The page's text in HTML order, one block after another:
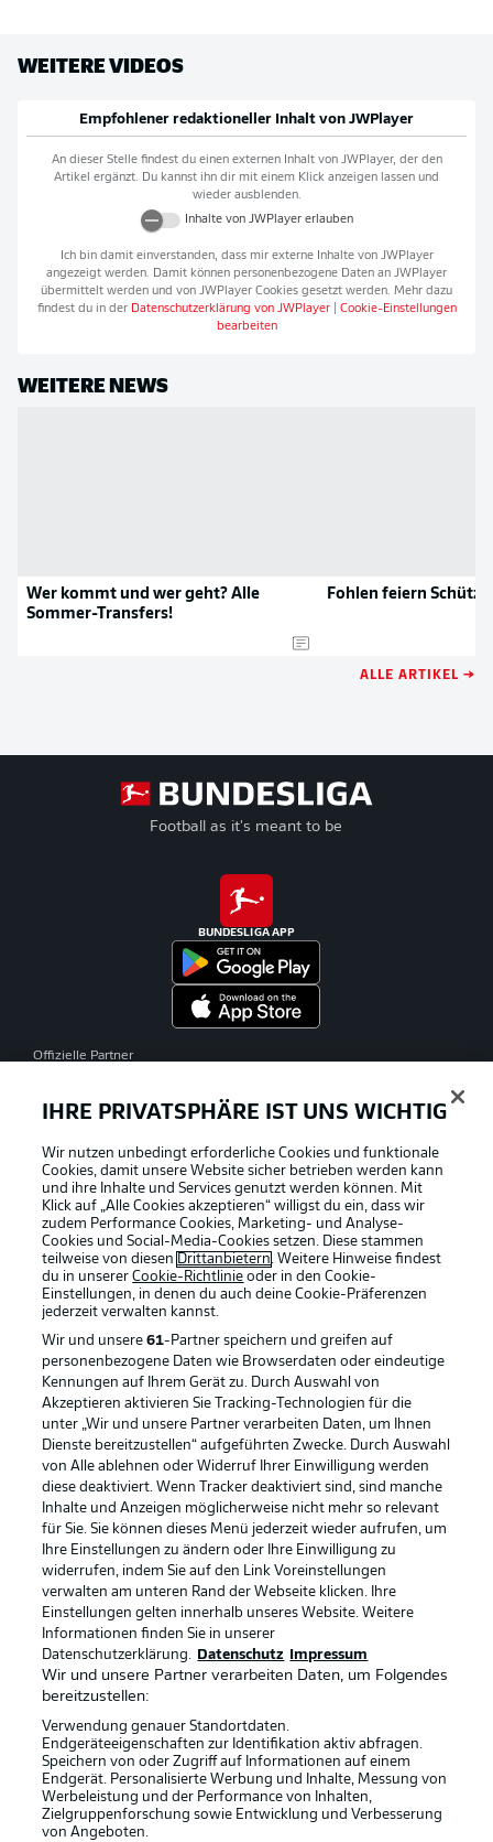
WEITERE VIDEOS
Empfohlener redaktioneller Inhalt von JWPlayer
An dieser Stelle findest du einen externen Inhalt von JWPlayer, der den
Artikel ergänzt. Du kannst ihn dir mit einem Klick anzeigen lassen und
wieder ausblenden.
Inhalte von JWPlayererlauben
Ich bin damit einverstanden, dass mir externe Inhalte von JWPlayer
angezeigt werden. Damit können personenbezogene Daten an JWPlayer
übermittelt werden und von JWPlayer Cookies gesetzt werden. Mehr dazu
findest du in der Datenschutzerklärung von JWPlayer| Cookie-Einstellungen
bearbeiten
WEITERE NEWS
Wer kommt und wer geht? Alle
Sommer-Transfers!
Fohlen feiern
ALLE ARTIKEL →
Football as it's meant to be
BUNDESLIGA APP
Offizielle Partner
Rechtliche Hinweise Voreinstellungen verwalten
Datenschutz Nutzungsbedingungen
Broadcaster Kontakt
Jobs Impressum
Partner Spieler
Liveticker
IHRE PRIVATSPHÄRE IST UNS WICHTIG
Wir nutzen unbedingt erforderliche Cookies und funktionale
Cookies, damit unsere Website sicher betrieben werden kann
und ihre Inhalte und Services genutzt werden können. Mit
Klick auf „Alle Cookies akzeptieren“ willigst du ein, dass wir
zudem Performance Cookies, Marketing- und Analyse-
Cookies und Social-Media-Cookies setzen. Diese stammen
teilweise von diesen Drittanbietern. Weitere Hinweise findest
du in unsererCookie-Richtlinie oder in den Cookie-
Einstellungen, in denen du auch deine Cookie-Präferenzen
jederzeit verwalten kannst.
Wir und unsere61-Partner speichern und greifen auf
personenbezogene Daten wie Browserdaten oder eindeutige
Kennungen auf Ihrem Gerät zu. Durch Auswahl von
Akzeptieren aktivieren Sie Tracking-Technologien für die
unter „Wir und unsere Partner verarbeiten Daten, um Ihnen
Dienste bereitzustellen“ aufgeführten Zwecke. Durch Auswahl
von Alle ablehnen oder Widerruf Ihrer Einwilligung werden
diese deaktiviert. Wenn Tracker deaktiviert sind, sind manche
Inhalte und Anzeigen möglicherweise nicht mehr so relevant
für Sie. Sie können dieses Menü jederzeit wieder aufrufen, um
Ihre Einstellungen zu ändern oder Ihre Einwilligung zu
widerrufen, indem Sie auf den Link Voreinstellungen
verwalten am unteren Rand der Webseite klicken. Ihre
Einstellungen gelten innerhalb unseres Website. Weitere
Informationen finden Sie in unserer
Datenschutzerklärung.
Datenschutz Impressum
Wir und unsere Partner verarbeiten Daten, um Folgendes
bereitzustellen:
Verwendung genauer Standortdaten.
Endgeräteeigenschaften zur Identifikation aktiv abfragen.
Speichern von oder Zugriff auf Informationen auf einem
Endgerät. Personalisierte Werbung und Inhalte, Messung von
Werbeleistung und der Performance von Inhalten,
Zielgruppenforschung sowie Entwicklung und Verbesserung
von Angeboten.